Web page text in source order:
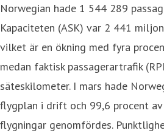
Norwegian hade 1 544 289
Kapaciteten (ASK) var 2 441
vilket är en ökning med fyra
medan faktisk passagerartrafik
säteskilometer. I mars hade
flygplan i drift och 99,6 procent
flygningar genomfördes.